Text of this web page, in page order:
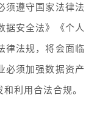
须遵守国家法律法
据安全法》《个人
律法规，将会面临
必须加强数据资产
利用合法合规。